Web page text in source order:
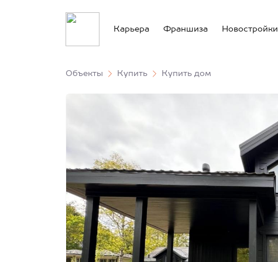
Карьера Франшиза Новостройки
Объекты Купить Купить дом